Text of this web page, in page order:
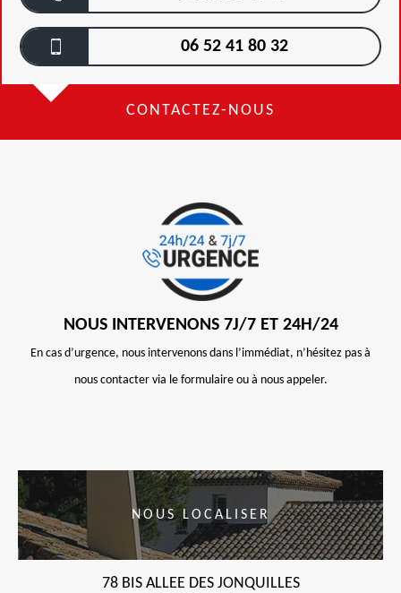
06 52 41 80 32
CONTACTEZ-NOUS
NOUS INTERVENONS 7J/7 ET 24H/24
En cas d’urgence, nous intervenons dans l’immédiat, n’hésitez pas à
nous contacter via le formulaire ou à nous appeler.
NOUS LOCALISER
78 BIS ALLEE DES JONQUILLES